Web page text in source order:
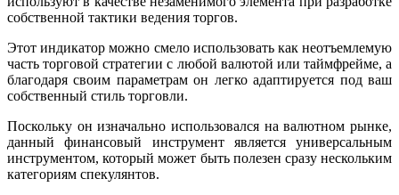
собственной тактики ведения торгов.
Этот индикатор можно смело использовать как неотъемлемую
часть торговой стратегии с любой валютой или таймфрейме, а
благодаря своим параметрам он легко адаптируется под ваш
собственный стиль торговли.
Поскольку он изначально использовался на валютном рынке,
данный финансовый инструмент является универсальным
инструментом, который может быть полезен сразу нескольким
категориям спекулянтов.